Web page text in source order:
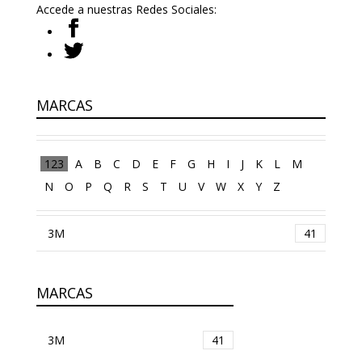
Accede a nuestras Redes Sociales:
MARCAS
123 A B C D E F G H I J K L
M
N
O P Q R S T U V W X Y Z
3M 41
MARCAS
3M 41